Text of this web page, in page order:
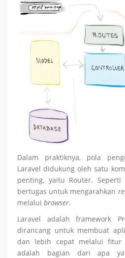
Dalam praktiknya, pola
Laravel didukung oleh satu
penting, yaitu Router. Seperti
bertugas untuk mengarahkan
melalui browser.
Laravel adalah framework
dirancang untuk membuat
dan lebih cepat melalui fitur
adalah bagian dari apa